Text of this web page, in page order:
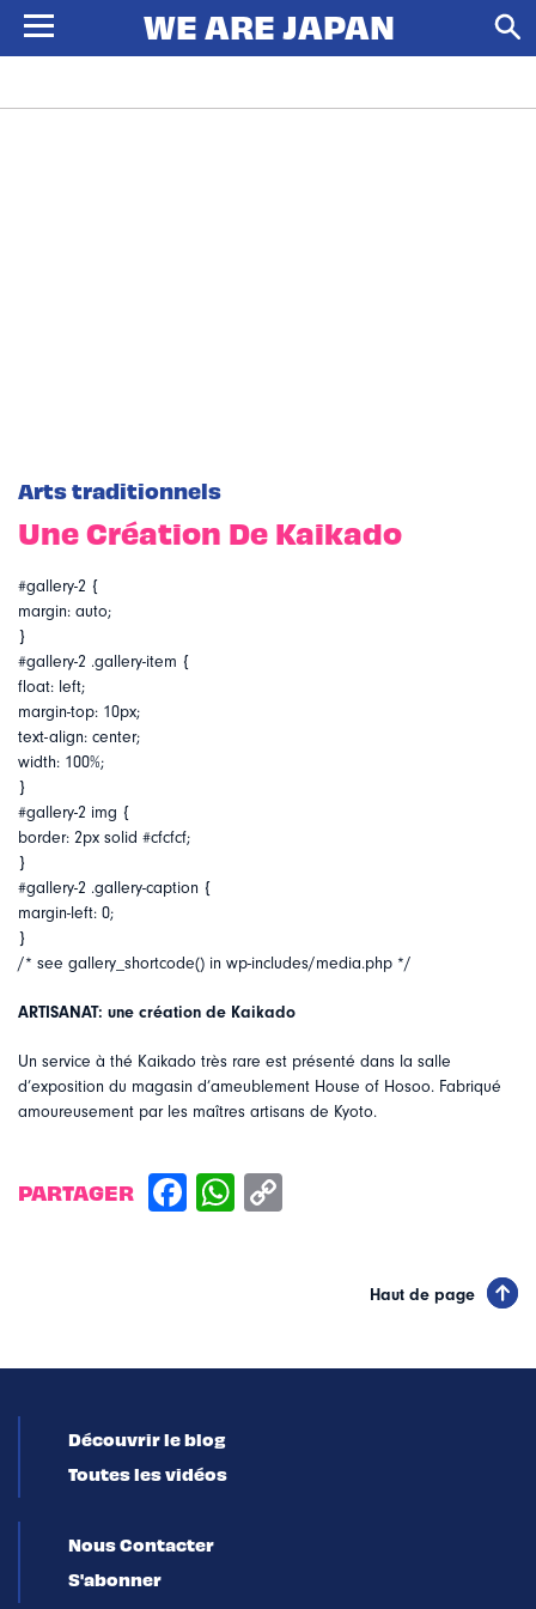
Arts traditionnels
Une Création De Kaikado
#gallery-2 {
margin: auto;
}
#gallery-2 .gallery-item {
float: left;
margin-top: 10px;
text-align: center;
width: 100%;
}
#gallery-2 img {
border: 2px solid #cfcfcf;
}
#gallery-2 .gallery-caption {
margin-left: 0;
}
/* see gallery_shortcode() in wp-includes/media.php */
ARTISANAT: une création de Kaikado
Un service à thé Kaikado très rare est présenté dans la salle
d’exposition du magasin d’ameublement House of Hosoo. Fabriqué
amoureusement par les maîtres artisans de Kyoto.
PARTAGER
Haut de page
Découvrir le blog
Toutes les vidéos
Nous Contacter
S'abonner